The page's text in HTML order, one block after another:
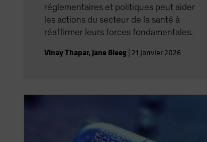
réglementaires et politiques peut aider
les actions du secteur de la santé à
réaffirmer leurs forces fondamentales.
Vinay Thapar, Jane Bleeg 21 janvier 2026